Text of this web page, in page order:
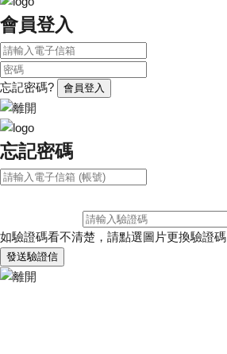
會員登入
忘記密碼? 會員登入
忘記密碼
如驗證碼看不清楚，請點選圖片更換驗證碼
發送驗證信